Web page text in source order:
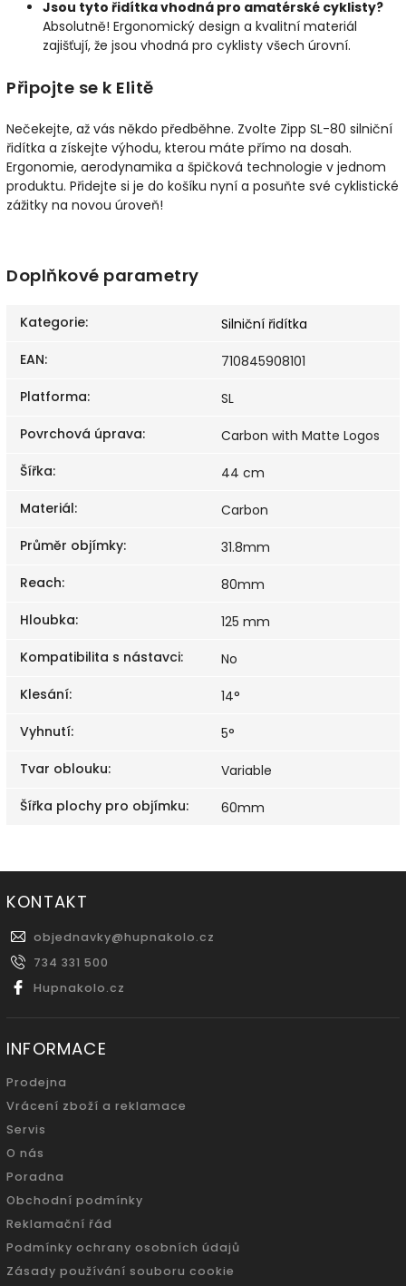
Jsou tyto řidítka vhodná pro amatérské cyklisty?
Absolutně! Ergonomický design a kvalitní materiál
zajišťují, že jsou vhodná pro cyklisty všech úrovní.
Připojte se k Elitě
Nečekejte, až vás někdo předběhne. Zvolte Zipp SL-80 silniční
řidítka a získejte výhodu, kterou máte přímo na dosah.
Ergonomie, aerodynamika a špičková technologie v jednom
produktu. Přidejte si je do košíku nyní a posuňte své cyklistické
zážitky na novou úroveň!
Doplňkové parametry
Kategorie:
Silniční řidítka
EAN:
710845908101
Platforma:
SL
Povrchová úprava:
Carbon with Matte Logos
Šířka:
44 cm
Materiál:
Carbon
Průměr objímky:
31.8mm
Reach:
80mm
Hloubka:
125 mm
Kompatibilita s nástavci:
No
Klesání:
14°
Vyhnutí:
5°
Tvar oblouku:
Variable
Šířka plochy pro objímku: 60mm
KONTAKT
objednavky@hupnakolo.cz
734 331 500
Hupnakolo.cz
INFORMACE
Prodejna
Vrácení zboží a reklamace
Servis
O nás
Poradna
Obchodní podmínky
Reklamační řád
Podmínky ochrany osobních údajů
Zásady používání souboru cookie